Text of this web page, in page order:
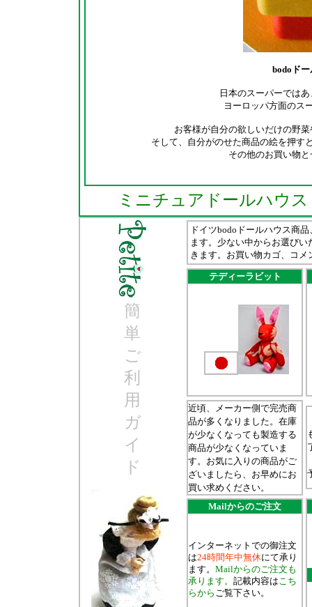
bodoド
日本のスーパーでは
ヨーロッパ方面のス
お客様が自分の欲しいだけの野
そして、自分がのせた商品の絵を押す
その他のお買い物
ミニチュアドールハウ
簡
単
ご
利
用
ガ
イ
ド
ドイツbodoドールハウス商
ます。少ない中からお選び
きます。お買い物カゴ、コメ
テディーラビット
近頃、メーカー側で完売商
品が多くなりました。在庫
が少なくなっても製造する
商品が少なくなっていま
す。お気に入りの商品がご
ざいましたら、お早めにお
買い求めください。
Mailからのご注文
インターネットでの御注文
は24時間年中無休にて承り
ます。 Mailからのご注文も
承ります。 記載内容はこち
らから ご覧下さい。